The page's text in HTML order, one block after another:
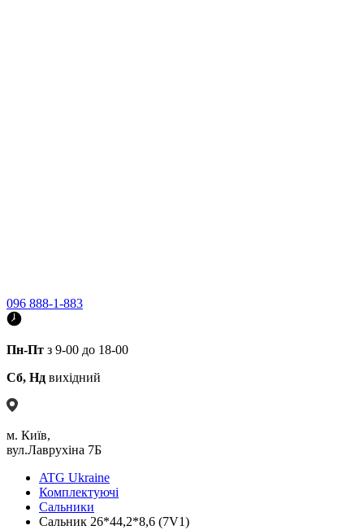
096 888-1-883
Пн-Пт з 9-00 до 18-00
Сб, Нд вихідний
м. Київ,
вул.Лаврухіна 7Б
ATG Ukraine
Комплектуючі
Сальники
Сальник 26*44,2*8,6 (7V1)